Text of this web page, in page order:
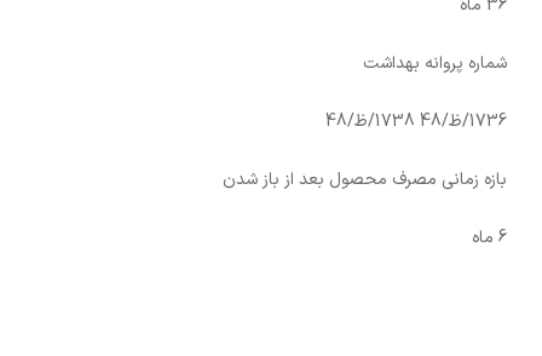
36 ماه
شماره پروانه بهداشت
1736/ظ/48 1738/ظ/48
بازه زمانی مصرف محصول بعد از باز شدن
6 ماه